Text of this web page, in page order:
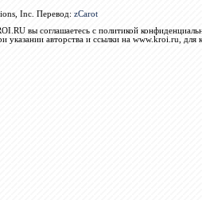
Inc. Перевод: zCarot
вы соглашаетесь с политикой
указании авторства и ссылки на www.kroi.ru, для